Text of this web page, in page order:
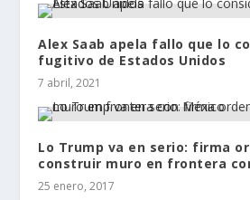
Alex Saab apela fallo que lo
fugitivo de Estados Unidos
7 abril, 2021
Lo Trump va en serio: firma
construir muro en frontera
25 enero, 2017